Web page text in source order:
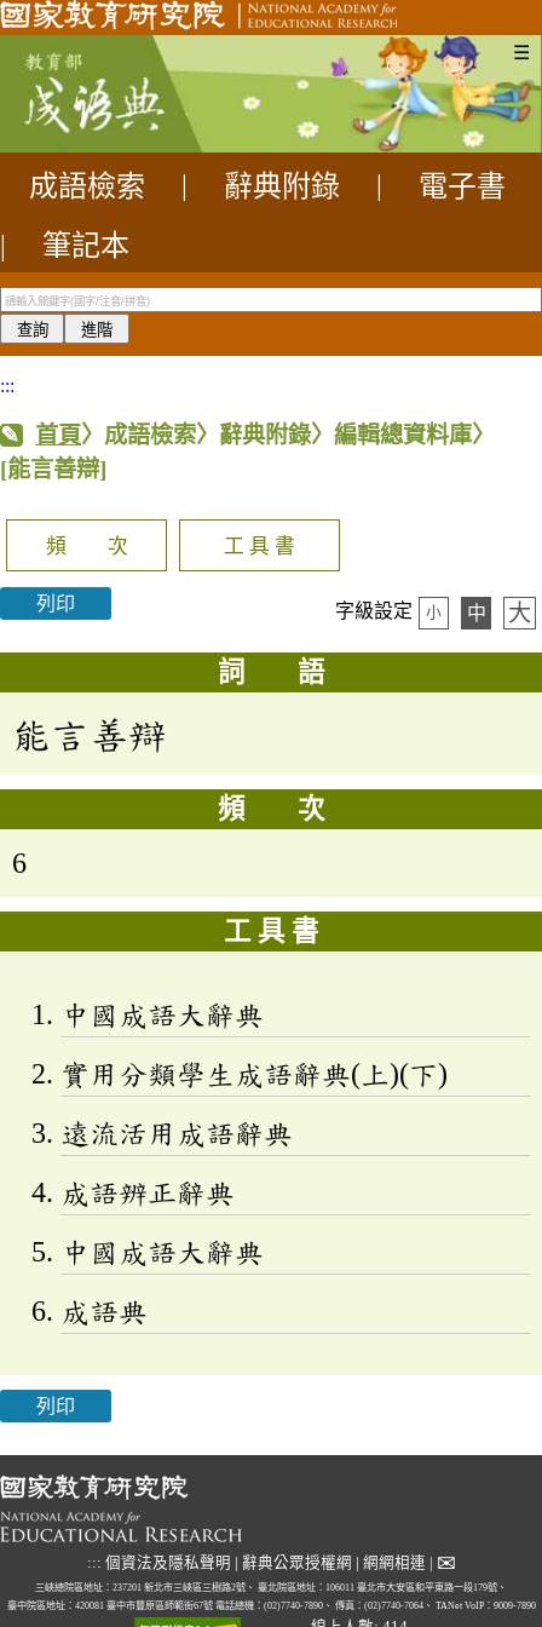
☰
成語檢索 辭典附錄
電子書
|
筆記本
:::
首頁〉成語檢索〉辭典附錄〉編輯總資料庫〉
[能言善辯]
頻 次 工 具 書
列印 字級設定 小 中 大
詞 語
能言善辯
頻 次
6
工 具 書
中國成語大辭典
實用分類學生成語辭典(上)(下)
遠流活用成語辭典
成語辨正辭典
中國成語大辭典
成語典
列印
::: 個資法及隱私聲明 辭典公眾授權網 網網相連 ✉
三峽總院區地址：237201 新北市三峽區三樹路2號、 臺北院區地址：106011 臺北市大安區和平東路一段179號、
臺中院區地址：420081 臺中市豐原區師範街67號 電話總機：(02)7740-7890、 傳真：(02)7740-7064、 TANet VoIP：9009-7890